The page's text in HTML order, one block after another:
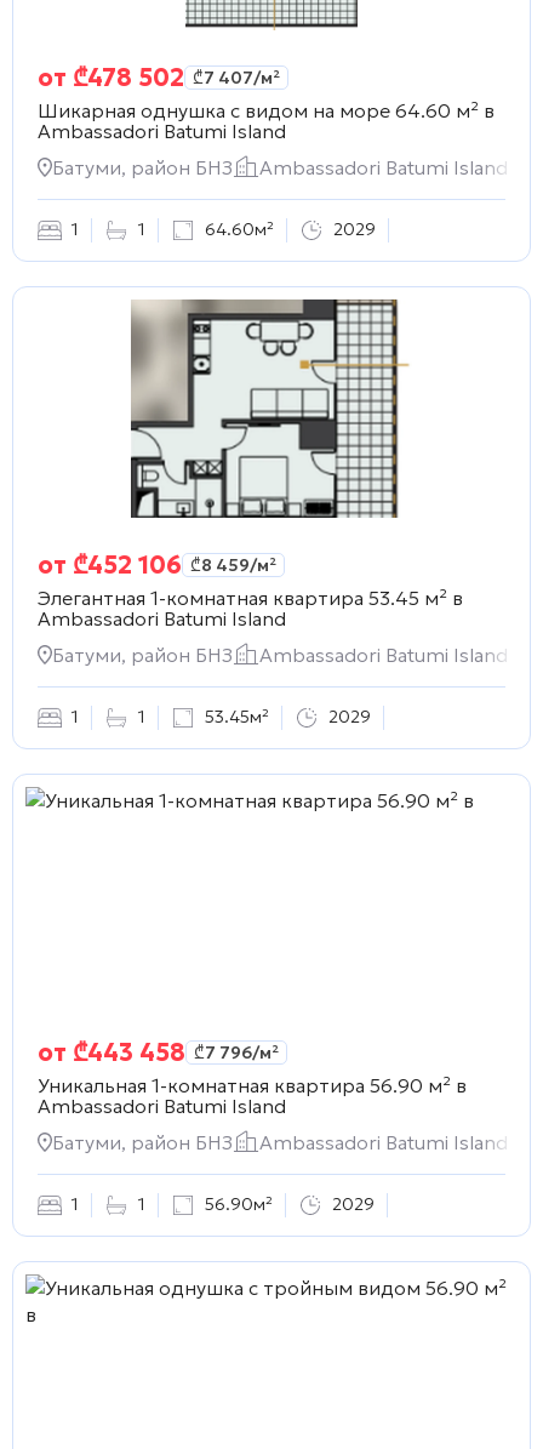
от ₾478 502 ₾7 407/м²
Шикарная однушка с видом на море 64.60 м² в
Ambassadori Batumi Island
Батуми, район БНЗ
Ambassadori Batumi Island
1 1 64.60м² 2029
от ₾452 106 ₾8 459/м²
Элегантная 1-комнатная квартира 53.45 м² в
Ambassadori Batumi Island
Батуми, район БНЗ
Ambassadori Batumi Island
1 1 53.45м² 2029
от ₾443 458 ₾7 796/м²
Уникальная 1-комнатная квартира 56.90 м² в
Ambassadori Batumi Island
Батуми, район БНЗ
Ambassadori Batumi Island
1 1 56.90м² 2029